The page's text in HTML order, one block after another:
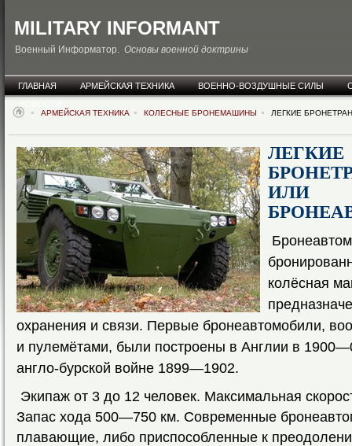
MILITARY INFORMANT
Военный Информатор. Основы военной доктрины
ГЛАВНАЯ АРМЕЙСКАЯ ТЕХНИКА ВОЕННО-ВОЗДУШНЫЕ СИЛЫ
АРМЕЙСКАЯ ТЕХНИКА КОЛЕСНЫЕ БРОНЕМАШИНЫ ЛЕГКИЕ
ЛЕГКИЕ
ИЛИ
колёсная
охранения и связи. Первые бронеавтомобили,
и пулемётами, были построены в Англии в
англо-бурской войне 1899—1902.
Экипаж от 3 до 12 человек. Максимальная
Запас хода 500—750 км. Современные
плавающие, либо приспособленные к